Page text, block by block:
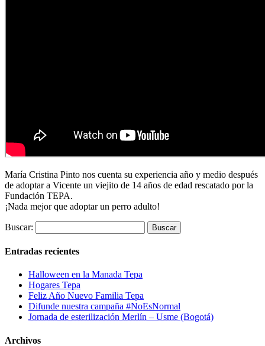
María Cristina Pinto nos cuenta su experiencia año y medio después
de adoptar a Vicente un viejito de 14 años de edad rescatado por la
Fundación TEPA.
¡Nada mejor que adoptar un perro adulto!
Buscar:
Entradas recientes
Halloween en la Manada Tepa
Hogares Tepa
Feliz Año Nuevo Familia Tepa
Difunde nuestra campaña #NoEsNormal
Jornada de esterilización Merlín – Usme (Bogotá)
Archivos